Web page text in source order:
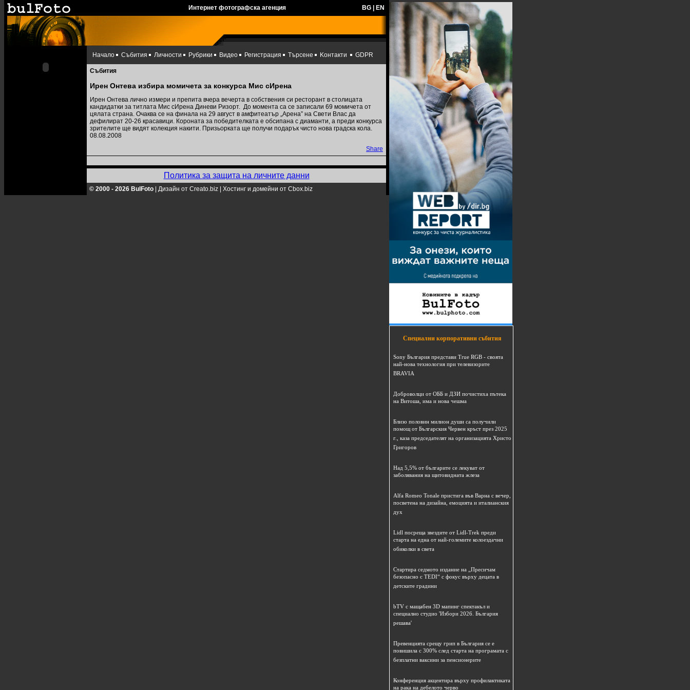
Интернет фотографска агенция BG EN
Начало Събития Личности Рубрики Видео Регистрация Търсене Kонтакти GDPR
Събития
Ирен Онтева избира момичета за конкурса Мис сИрена
Ирен Онтева лично измери и препита вчера вечерта в собствения си ресторант в столицата
кандидатки за титлата Мис сИрена Диневи Ризорт. До момента са се записали 69 момичета от
цялата страна. Очаква се на финала на 29 август в амфитеатър „Арена” на Свети Влас да
дефилират 20-26 красавици. Короната за победителката е обсипана с диаманти, а преди конкурса
зрителите ще видят колекция накити. Призьорката ще получи подарък чисто нова градска кола.
08.08.2008
Share
Политика за защита на личните данни
© 2000 - 2026 BulFoto Дизайн от Creato.biz Хостинг и домейни от Cbox.biz
Специални корпоративни събития
Sony България представи True RGB - своята
най-нова технология при телевизорите
BRAVIA
Доброволци от ОББ и ДЗИ почистиха пътека
на Витоша, има и нова чешма
Близо половин милион души са получили
помощ от Българския Червен кръст през 2025
г., каза председателят на организацията Христо
Григоров
Над 5,5% от българите се лекуват от
заболявания на щитовидната жлеза
Alfa Romeo Tonale пристига във Варна с вечер,
посветена на дизайна, емоцията и италианския
дух
Lidl посреща звездите от Lidl-Trek преди
старта на една от най-големите колоездачни
обиколки в света
Стартира седмото издание на „Пресичам
безопасно с TEDI“ с фокус върху децата в
детските градини
bTV с мащабен 3D мапинг спектакъл и
специално студио 'Избори 2026. България
решава'
Превенцията срещу грип в България се е
повишила с 300% след старта на програмата с
безплатни ваксини за пенсионерите
Конференция акцентира върху профилактиката